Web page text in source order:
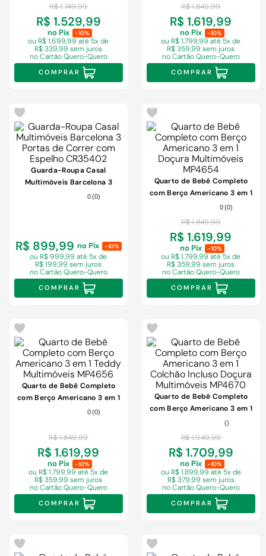
R$ 1.749,99
R$ 1.529,99
no Pix -10%
ou R$ 1.699,99até 5x de
R$ 339,99 sem juros
no Cartão Quero-Quero
COMPRAR
R$ 1.849,99
R$ 1.619,99
no Pix -10%
ou R$ 1.799,99até 5x de
R$ 359,99 sem juros
no Cartão Quero-Quero
COMPRAR
Guarda-Roupa Casal
Multimóveis Barcelona 3
Portas de Correr com Espelho
0 (0)
R$ 899,99 no Pix -10%
ou R$ 999,99até 5x de
R$ 199,99 sem juros
no Cartão Quero-Quero
COMPRAR
Quarto de Bebê Completo
com Berço Americano 3 em 1
Doçura Multimóveis MP4654
0 (0)
R$ 1.849,99
R$ 1.619,99
no Pix -10%
ou R$ 1.799,99até 5x de
R$ 359,99 sem juros
no Cartão Quero-Quero
COMPRAR
Quarto de Bebê Completo
com Berço Americano 3 em 1
Teddy Multimóveis MP4656
0 (0)
R$ 1.849,99
R$ 1.619,99
no Pix -10%
ou R$ 1.799,99até 5x de
R$ 359,99 sem juros
no Cartão Quero-Quero
COMPRAR
Quarto de Bebê Completo
com Berço Americano 3 em 1
Colchão Incluso Doçura
Multimóveis MP4670
()
R$ 1.949,99
R$ 1.709,99
no Pix -10%
ou R$ 1.899,99 até 5x de
R$ 379,99 sem juros
no Cartão Quero-Quero
COMPRAR